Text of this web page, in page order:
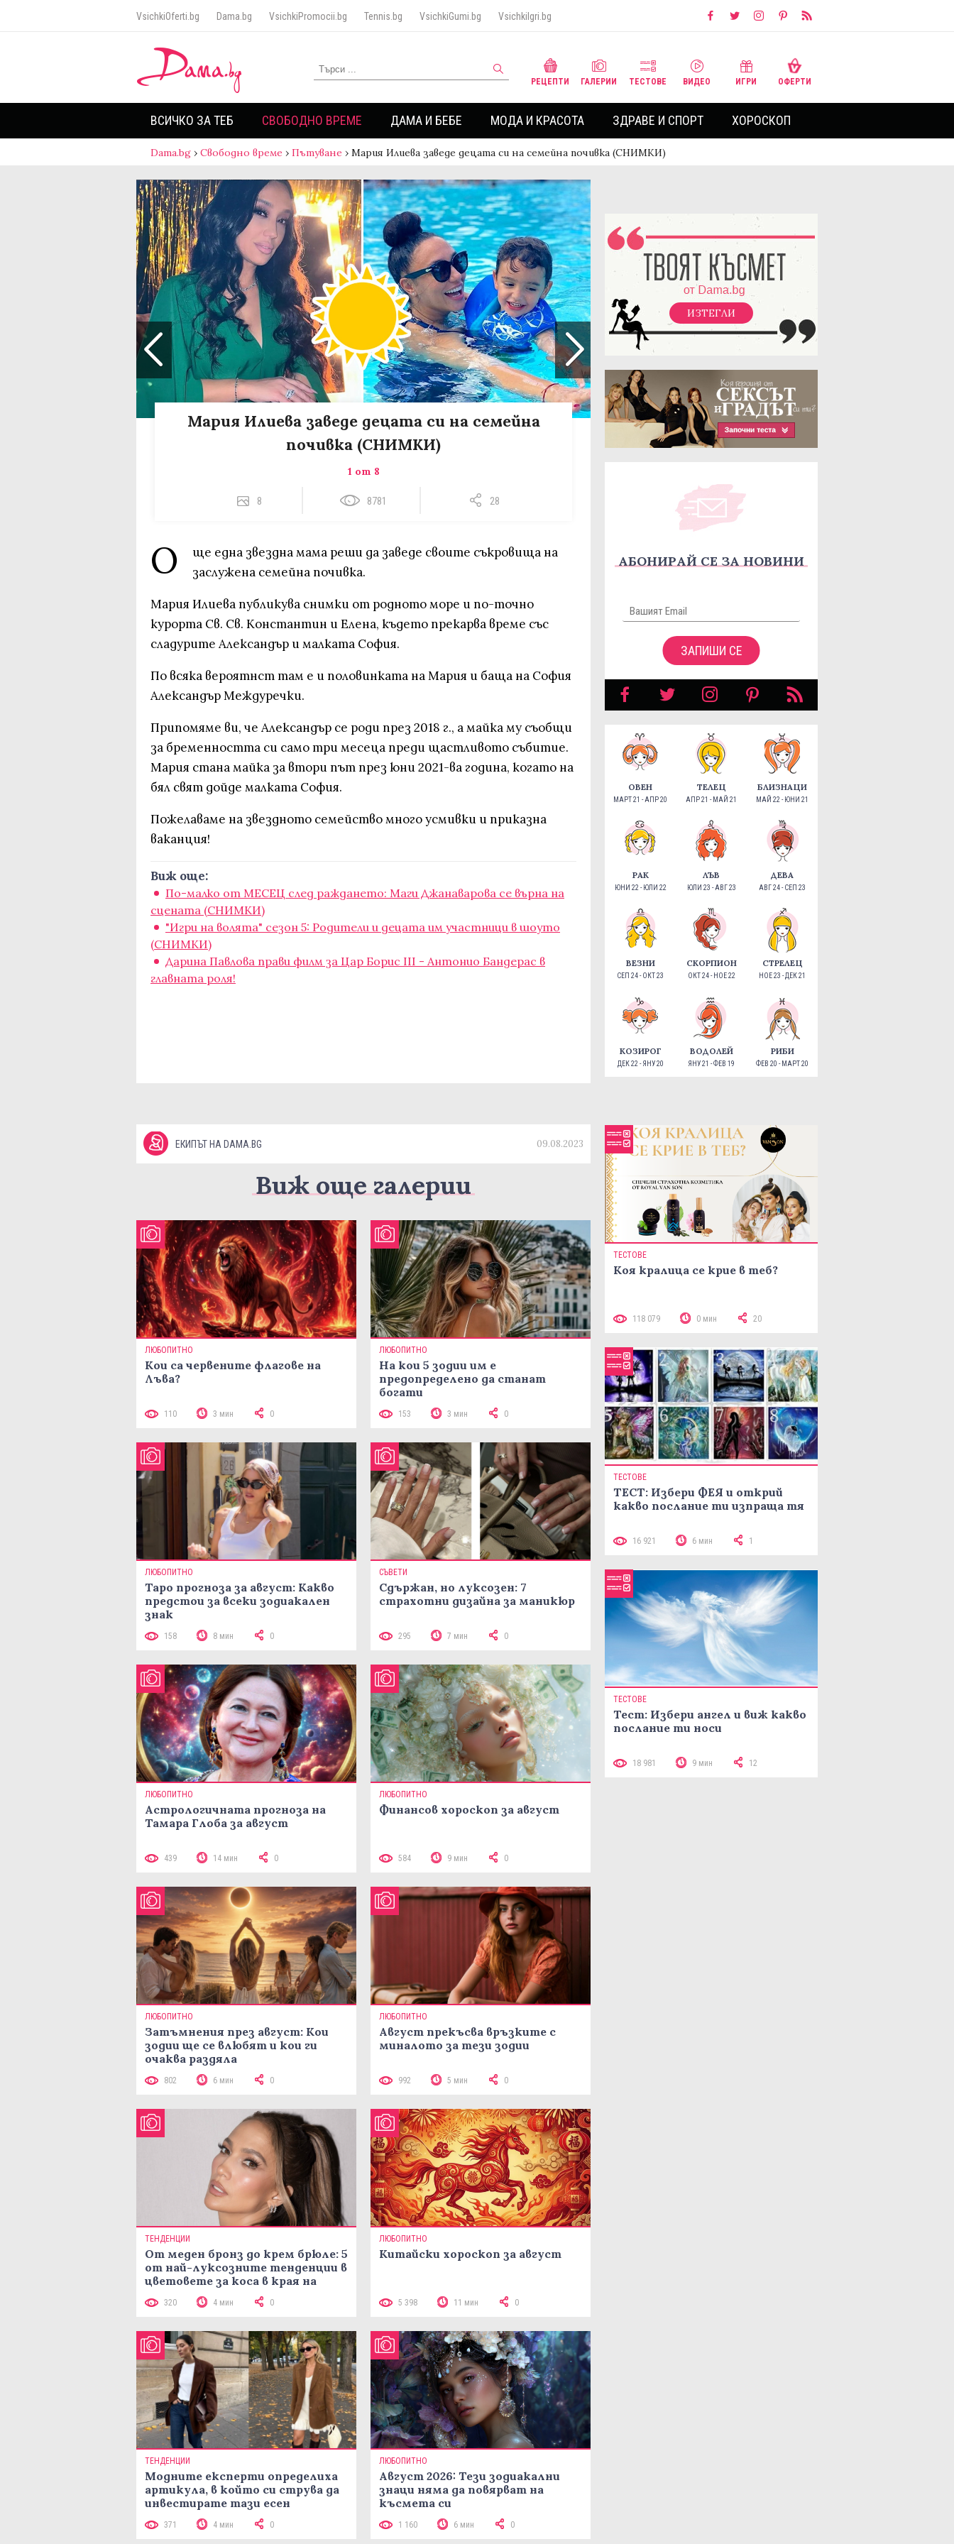
VsichkiOferti.bg Dama.bg VsichkiPromocii.bg Tennis.bg VsichkiGumi.bg VsichkiIgri.bg
РЕЦЕПТИ ГАЛЕРИИ ТЕСТОВЕ ВИДЕО ИГРИ ОФЕРТИ
ВСИЧКО ЗА ТЕБ СВОБОДНО ВРЕМЕ ДАМА И БЕБЕ МОДА И КРАСОТА ЗДРАВЕ И СПОРТ ХОРОСКОП
Dama.bg › Свободно време › Пътуване › Мария Илиева заведе децата си на семейна почивка (СНИМКИ)
Мария Илиева заведе децата си на семейна
почивка (СНИМКИ)
1 от 8
8 8781 28
О
ще една звездна мама реши да заведе своите съкровища на
заслужена семейна почивка.
Мария Илиева публикува снимки от родното море и по-точно
курорта Св. Св. Константин и Елена, където прекарва време със
сладурите Александър и малката София.
По всяка вероятнст там е и половинката на Мария и баща на София
Александър Междуречки.
Припомяме ви, че Александър се роди през 2018 г., а майка му съобщи
за бременността си само три месеца преди щастливото събитие.
Мария стана майка за втори път през юни 2021-ва година, когато на
бял свят дойде малката София.
Пожелаваме на звездното семейство много усмивки и приказна
ваканция!
Виж още:
По-малко от МЕСЕЦ след раждането: Маги Джанаварова се върна на
сцената (СНИМКИ)
"Игри на волята" сезон 5: Родители и децата им участници в шоуто
(СНИМКИ)
Дарина Павлова прави филм за Цар Борис III - Антонио Бандерас в
главната роля!
ЕКИПЪТ НА DAMA.BG 09.08.2023
Виж още галерии
ЛЮБОПИТНО
Кои са червените флагове на
Лъва?
110 3 мин 0
ЛЮБОПИТНО
На кои 5 зодии им е
предопределено да станат
богати
153 3 мин 0
ЛЮБОПИТНО
Таро прогноза за август: Какво
предстои за всеки зодиакален
знак
158 8 мин 0
СЪВЕТИ
Сдържан, но луксозен: 7
страхотни дизайна за маникюр
295 7 мин 0
ЛЮБОПИТНО
Астрологичната прогноза на
Тамара Глоба за август
439 14 мин 0
ЛЮБОПИТНО
Финансов хороскоп за август
584 9 мин 0
ЛЮБОПИТНО
Затъмнения през август: Кои
зодии ще се влюбят и кои ги
очаква раздяла
802 6 мин 0
ЛЮБОПИТНО
Август прекъсва връзките с
миналото за тези зодии
992 5 мин 0
ТЕНДЕНЦИИ
От меден бронз до крем брюле: 5
от най-луксозните тенденции в
цветовете за коса в края на
320 4 мин 0
ЛЮБОПИТНО
Китайски хороскоп за август
5 398 11 мин 0
ТЕНДЕНЦИИ
Модните експерти определиха
артикула, в който си струва да
инвестирате тази есен
371 4 мин 0
ЛЮБОПИТНО
Август 2026: Тези зодиакални
знаци няма да повярват на
късмета си
1 160 6 мин 0
ИЗТЕГЛИ
АБОНИРАЙ СЕ ЗА НОВИНИ
ЗАПИШИ СЕ
ОВЕН
МАРТ 21 - АПР 20
ТЕЛЕЦ
АПР 21 - МАЙ 21
БЛИЗНАЦИ
МАЙ 22 - ЮНИ 21
РАК
ЮНИ 22 - ЮЛИ 22
ЛЪВ
ЮЛИ 23 - АВГ 23
ДЕВА
АВГ 24 - СЕП 23
ВЕЗНИ
СЕП 24 - ОКТ 23
СКОРПИОН
ОКТ 24 - НОЕ 22
СТРЕЛЕЦ
НОЕ 23 - ДЕК 21
КОЗИРОГ
ДЕК 22 - ЯНУ 20
ВОДОЛЕЙ
ЯНУ 21 - ФЕВ 19
РИБИ
ФЕВ 20 - МАРТ 20
ТЕСТОВЕ
Коя кралица се крие в теб?
118 079 0 мин 20
ТЕСТОВЕ
ТЕСТ: Избери ФЕЯ и открий
какво послание ти изпраща тя
16 921 6 мин 1
ТЕСТОВЕ
Тест: Избери ангел и виж какво
послание ти носи
18 981 9 мин 12